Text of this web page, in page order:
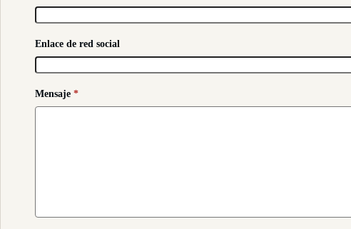
Enlace de red social
Mensaje *